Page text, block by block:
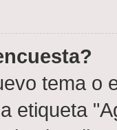
tema o
etiqueta